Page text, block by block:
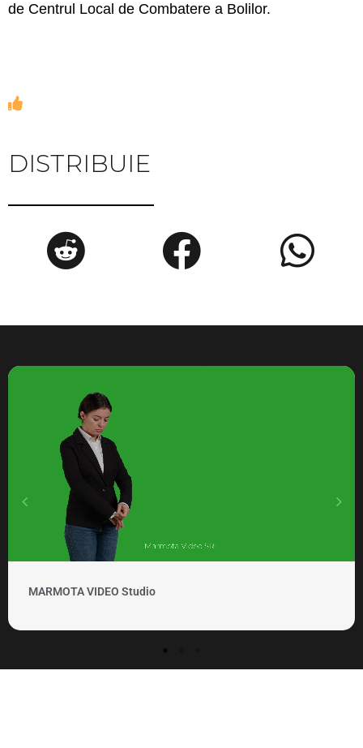
de Centrul Local de Combatere a Bolilor.
DISTRIBUIE
MARMOTA VIDEO Clipuri si promovare